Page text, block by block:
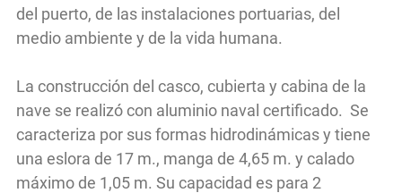
del puerto, de las instalaciones portuarias, del
medio ambiente y de la vida humana.
La construcción del casco, cubierta y cabina de la
nave se realizó con aluminio naval certificado. Se
caracteriza por sus formas hidrodinámicas y tiene
una eslora de 17 m., manga de 4,65 m. y calado
máximo de 1,05 m. Su capacidad es para 2